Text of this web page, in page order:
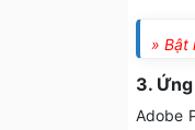
» Bật
3.
Adobe